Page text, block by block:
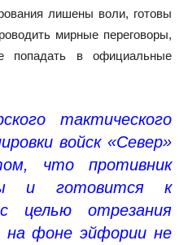
лишены воли, готовы
мирные переговоры,
в официальные
тактического
войск «Север»
что противник
и готовится к
целью отрезания
на фоне эйфории не